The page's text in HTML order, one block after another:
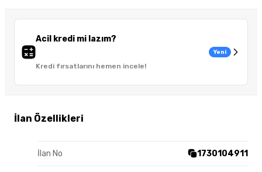
Acil kredi mi lazım?
Kredi fırsatlarını hemen incele!
Yeni
İlan Özellikleri
İlan No 1730104911